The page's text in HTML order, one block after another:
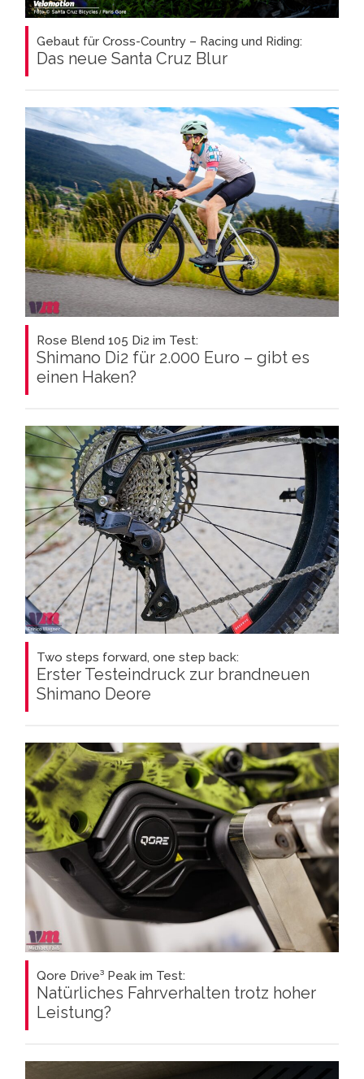
Gebaut für Cross-Country – Racing und Riding:
Das neue Santa Cruz Blur
Rose Blend 105 Di2 im Test:
Shimano Di2 für 2.000 Euro – gibt es
einen Haken?
Two steps forward, one step back:
Erster Testeindruck zur brandneuen
Shimano Deore
Qore Drive³ Peak im Test:
Natürliches Fahrverhalten trotz hoher
Leistung?